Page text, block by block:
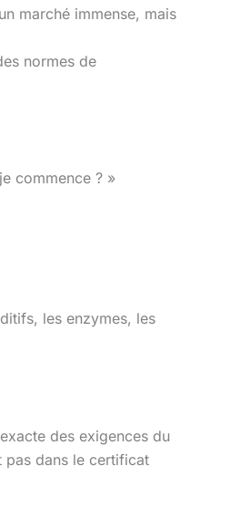
marché immense, mais
normes de
commence ? »
les enzymes, les
des exigences du
pas dans le certificat